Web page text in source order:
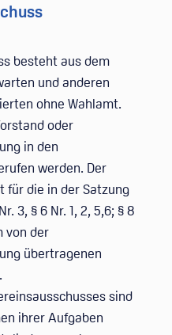
besteht aus dem
und anderen
ohne Wahlamt.
oder
in den
werden. Der
für die in der Satzung
3, § 6 Nr. 1, 2, 5,6; § 8
von der
übertragenen
sind
ihrer Aufgaben